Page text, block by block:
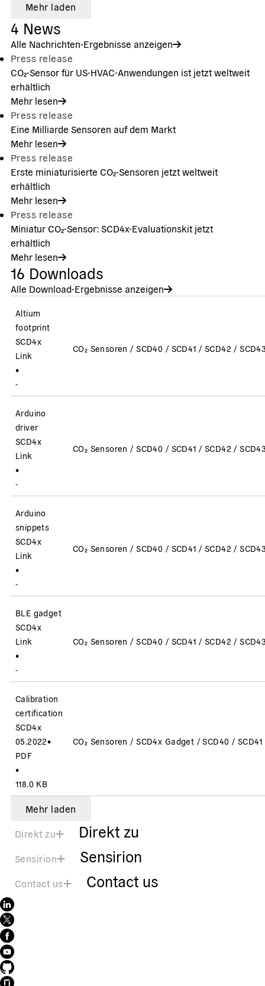
Mehr laden
4 News
Alle Nachrichten-Ergebnisse anzeigen
Press release
CO₂-Sensor für US-HVAC-Anwendungen ist jetzt weltweit
erhältlich
Mehr lesen
Press release
Eine Milliarde Sensoren auf dem Markt
Mehr lesen
Press release
Erste miniaturisierte CO₂-Sensoren jetzt weltweit
erhältlich
Mehr lesen
Press release
Miniatur CO₂-Sensor: SCD4x-Evaluationskit jetzt
erhältlich
Mehr lesen
16 Downloads
Alle Download-Ergebnisse anzeigen
Altium
footprint
SCD4x
Link
•
-
CO₂ Sensoren / SCD40 / SCD41 / SCD42 /
Arduino
driver
SCD4x
Link
•
-
CO₂ Sensoren / SCD40 / SCD41 / SCD42 /
Arduino
snippets
SCD4x
Link
•
-
CO₂ Sensoren / SCD40 / SCD41 / SCD42 /
BLE gadget
SCD4x
Link
•
-
CO₂ Sensoren / SCD40 / SCD41 / SCD42 /
Calibration
certification
SCD4x
05.2022•
PDF
•
118.0 KB
CO₂ Sensoren / SCD4x Gadget / SCD40 /
Mehr laden
Direkt zu Direkt zu
Sensirion Sensirion
Contact us Contact us